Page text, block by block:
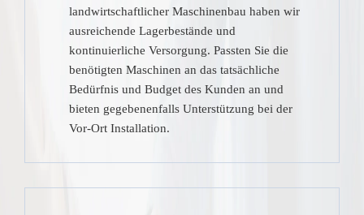
landwirtschaftlicher Maschinenbau haben wir
ausreichende Lagerbestände und
kontinuierliche Versorgung. Passten Sie die
benötigten Maschinen an das tatsächliche
Bedürfnis und Budget des Kunden an und
bieten gegebenenfalls Unterstützung bei der
Vor-Ort Installation.